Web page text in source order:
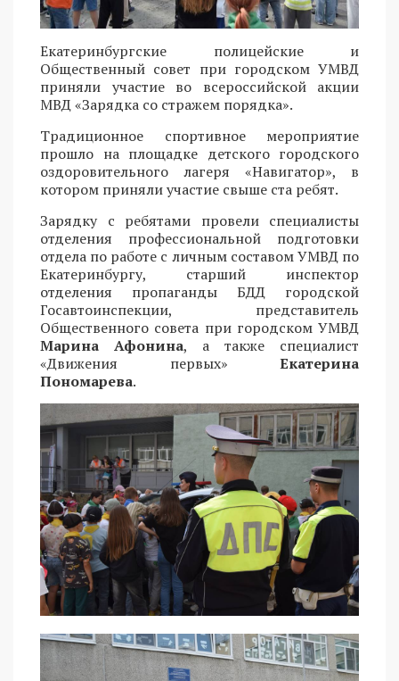
Екатеринбургские полицейские и
Общественный совет при городском УМВД
приняли участие во всероссийской акции
МВД «Зарядка со стражем порядка».
Традиционное спортивное мероприятие
прошло на площадке детского городского
оздоровительного лагеря «Навигатор», в
котором приняли участие свыше ста ребят.
Зарядку с ребятами провели специалисты
отделения профессиональной подготовки
отдела по работе с личным составом УМВД по
Екатеринбургу, старший инспектор
отделения пропаганды БДД городской
Госавтоинспекции, представитель
Общественного совета при городском УМВД
Марина Афонина, а также специалист
«Движения первых» Екатерина
Пономарева.